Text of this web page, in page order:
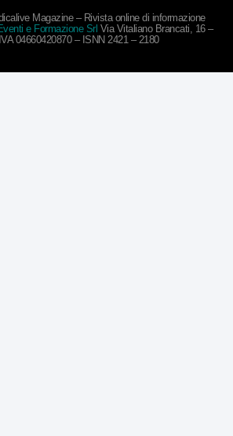
Magazine – Rivista online di informazione
e Formazione Srl Via Vitaliano Brancati, 16 –
04660420870 – ISNN 2421 – 2180